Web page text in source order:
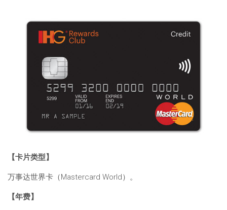
【卡片类型】
万事达世界卡（Mastercard World）。
【年费】